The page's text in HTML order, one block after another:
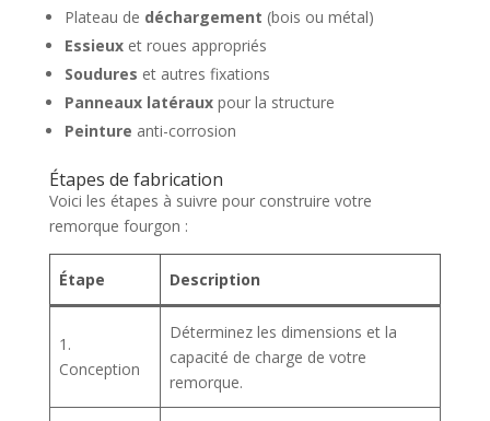
Plateau de déchargement (bois ou métal)
Essieuxet roues appropriés
Soudures et autres fixations
Panneaux latérauxpour la structure
Peinture anti-corrosion
Étapes de fabrication
Voici les étapes à suivre pour construire votre
remorque fourgon :
Étape Description
1.
Conception
Déterminez les dimensions et la
capacité de charge de votre
remorque.